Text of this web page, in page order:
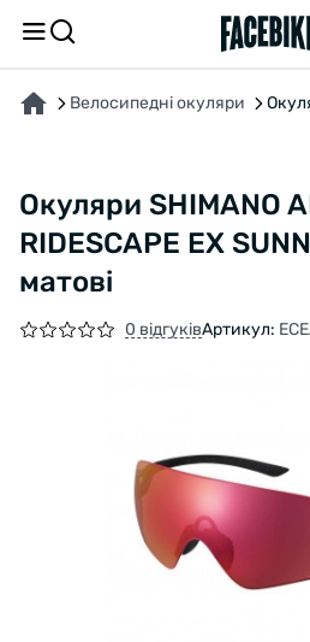
Велосипедні окуляри
Окуляри SHIMANO
RIDESCAPE EX
матові
0 відгуківАртикул:
ПРО ТОВАР ХАРАКТЕРИСТИКИОПИС